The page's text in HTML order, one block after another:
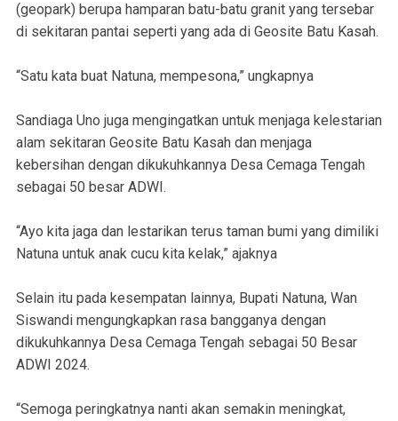
(geopark) berupa hamparan batu-batu granit yang tersebar
di sekitaran pantai seperti yang ada di Geosite Batu Kasah.
“Satu kata buat Natuna, mempesona,” ungkapnya
Sandiaga Uno juga mengingatkan untuk menjaga kelestarian
alam sekitaran Geosite Batu Kasah dan menjaga
kebersihan dengan dikukuhkannya Desa Cemaga Tengah
sebagai 50 besar ADWI.
“Ayo kita jaga dan lestarikan terus taman bumi yang dimiliki
Natuna untuk anak cucu kita kelak,” ajaknya
Selain itu pada kesempatan lainnya, Bupati Natuna, Wan
Siswandi mengungkapkan rasa bangganya dengan
dikukuhkannya Desa Cemaga Tengah sebagai 50 Besar
ADWI 2024.
“Semoga peringkatnya nanti akan semakin meningkat,